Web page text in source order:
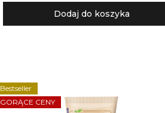
Dodaj do koszyka
Bestseller
GORĄCE CENY